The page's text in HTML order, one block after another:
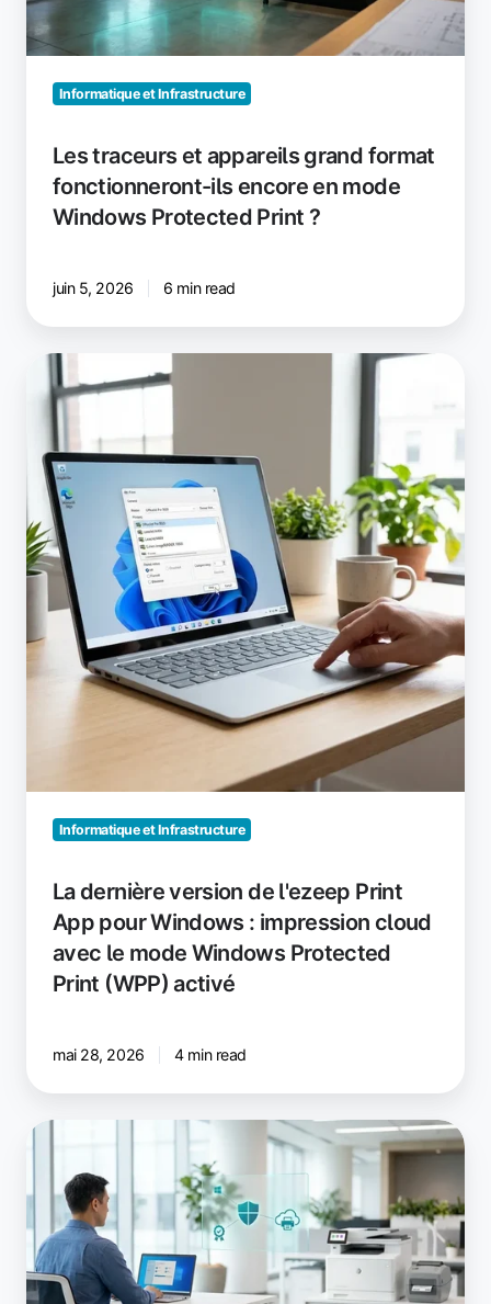
ils
encore
en
mode
Print
Informatique et Infrastructure
Les traceurs et appareils grand format
fonctionneront-ils encore en mode
Windows Protected Print ?
juin 5, 2026 6 min read
dernière
version
l'ezeep
Print
App
pour
Windows
impression
cloud
avec
Protected
Print
(WPP)Informatique et Infrastructure
La dernière version de l'ezeep Print
App pour Windows : impression cloud
avec le mode Windows Protected
Print (WPP) activé
mai 28, 2026 4 min read
Les
certifiées
Mopria
cesseront-
elles